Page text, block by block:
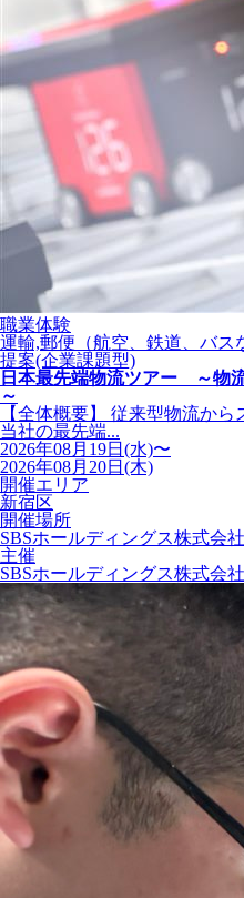
職業体験
運輸,郵便（航空、鉄道、バス
提案(企業課題型)
日本最先端物流ツアー ～物
～
【全体概要】 従来型物流から
当社の最先端...
2026年08月19日(水)〜
2026年08月20日(木)
開催エリア
新宿区
開催場所
SBSホールディングス株式会
主催
SBSホールディングス株式会社